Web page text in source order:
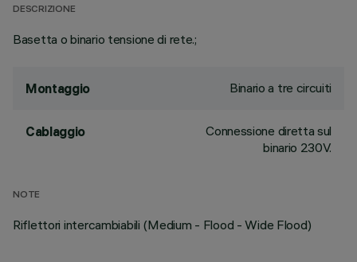
DESCRIZIONE
Basetta o binario tensione di rete.;
Montaggio Binario a tre circuiti
Cablaggio
Connessione diretta sul
binario 230V.
NOTE
Riflettori intercambiabili (Medium - Flood - Wide Flood)